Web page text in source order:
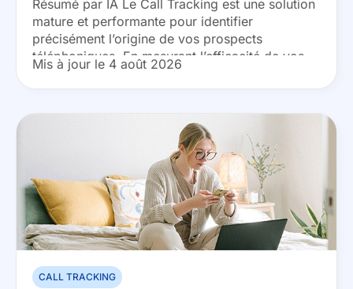
Résumé par IA Le Call Tracking est une solution
mature et performante pour identifier
précisément l’origine de vos prospects
téléphoniques. En mesurant l’efficacité de vos
campagnes marketing, vous optimisez vos
investissements sans perturber votre
Mis à jour le 4 août 2026
CALL TRACKING